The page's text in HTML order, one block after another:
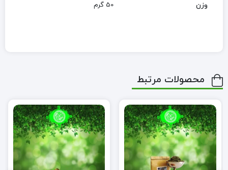
وزن 50 گرم
محصولات مرتبط